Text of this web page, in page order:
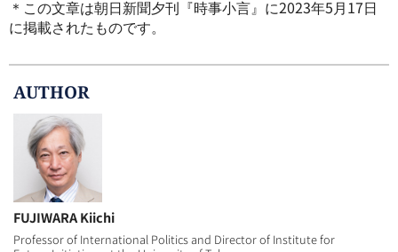
＊この文章は朝日新聞夕刊『時事小言』に2023年5月17日
に掲載されたものです。
AUTHOR
FUJIWARA Kiichi
Professor of International Politics and Director of Institute for